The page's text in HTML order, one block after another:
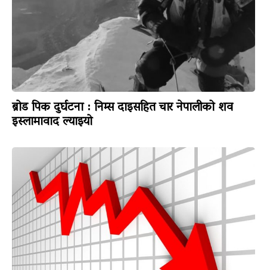
ब्रोड पिक दुर्घटना : निम्स दाइसहित चार नेपालीको शव
इस्लामावाद ल्याइयो